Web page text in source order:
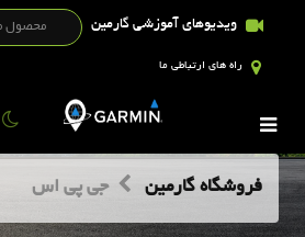
ویدیوهای آموزشی گارمین
راه های ارتباطی ما
فروشگاه گارمین جی پی اس